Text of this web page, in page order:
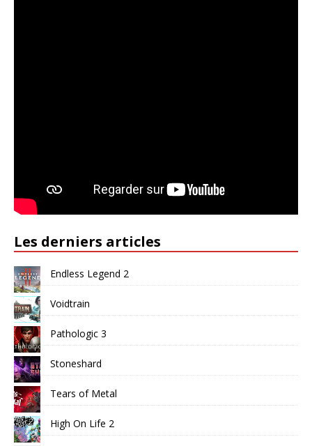
Les derniers articles
Endless Legend 2
Voidtrain
Pathologic 3
Stoneshard
Tears of Metal
High On Life 2